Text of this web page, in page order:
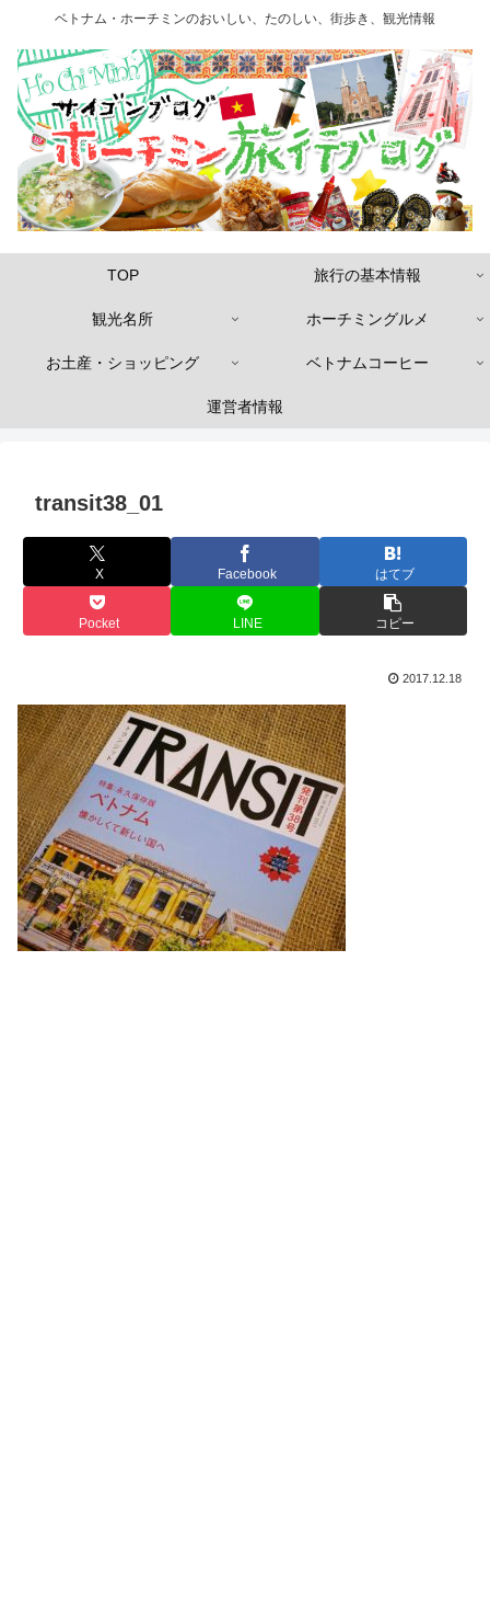
ベトナム・ホーチミンのおいしい、たのしい、街歩き、観光情報
TOP 旅行の基本情報
観光名所 ホーチミングルメ
お土産・ショッピング ベトナムコーヒー
運営者情報
transit38_01
X Facebook はてブ
Pocket LINE コピー
2017.12.18